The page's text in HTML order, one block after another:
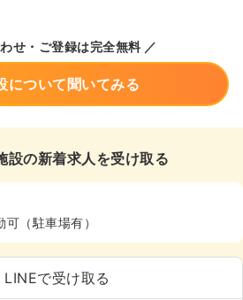
せ・ご登録は完全無料 ／
について聞いてみる
設の新着求人を受け取る
（駐車場有）
LINEで受け取る